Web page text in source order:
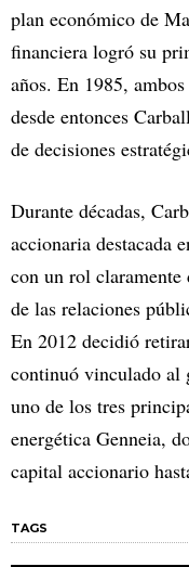
plan económico de
financiera logró su
años. En 1985,
desde entonces
de decisiones
Durante décadas,
accionaria
con un rol
de las relaciones
En 2012 decidió
continuó vinculado al
uno de los tres
energética Genneia,
capital accionario
TAGS